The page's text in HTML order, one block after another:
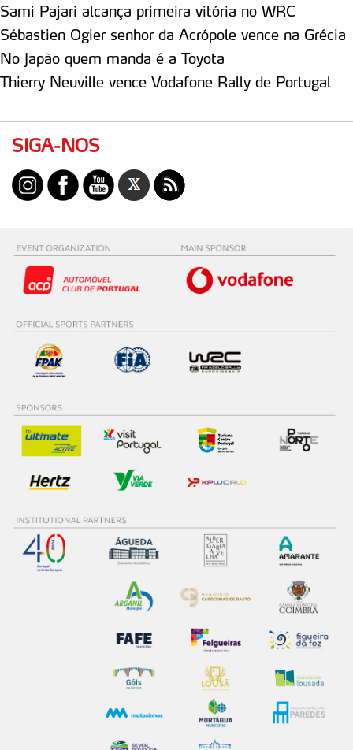
Sami Pajari alcança primeira vitória no WRC
Sébastien Ogier senhor da Acrópole vence na Grécia
No Japão quem manda é a Toyota
Thierry Neuville vence Vodafone Rally de Portugal
SIGA-NOS